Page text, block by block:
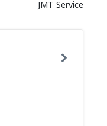
JMT Service